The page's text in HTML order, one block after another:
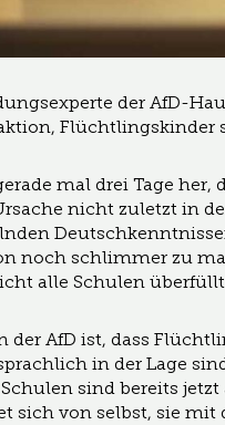
der AfD-
Flüchtlingskinder
mal drei Tage
nicht zuletzt in
noch schlimmer zu
alle Schulen
der AfD ist, dass
in der Lage
sind bereits
sich von selbst, sie